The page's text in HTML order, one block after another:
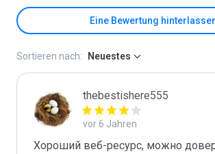
Eine Bewertung
Sortieren nach: Neuestes
thebestishere555
vor 6 Jahren
Хороший веб-ресурс, можно